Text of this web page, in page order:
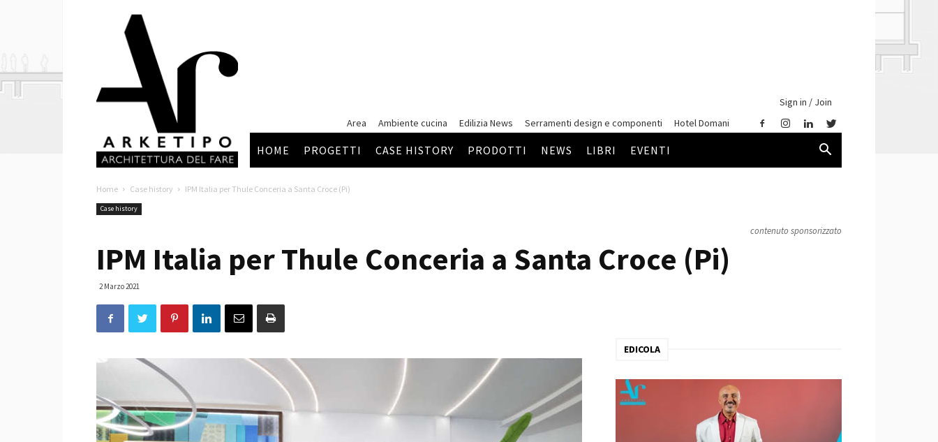
Arketipo
Sign in / Join
Area
Ambiente cucina Edilizia News Serramenti design e componenti Hotel Domani
HOME PROGETTI CASE HISTORY PRODOTTI NEWS LIBRI EVENTI
Home Case history IPM Italia per Thule Conceria a Santa Croce (Pi)
Case history
contenuto sponsorizzato
IPM Italia per Thule Conceria a Santa Croce (Pi)
2 Marzo 2021
EDICOLA